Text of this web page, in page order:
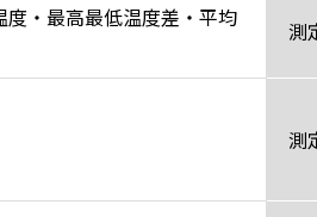
・最高最低温度差・平均 測
測